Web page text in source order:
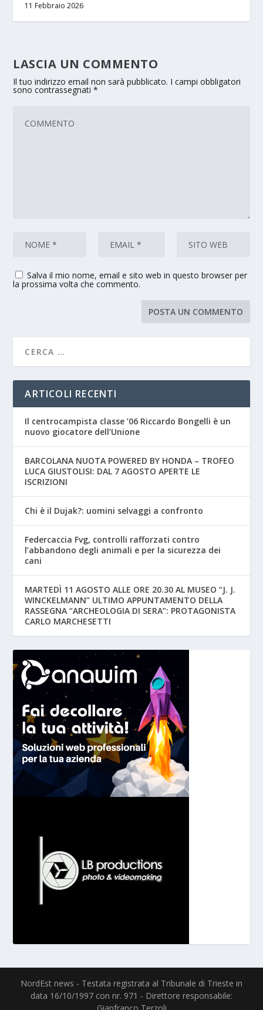
11 Febbraio 2026
LASCIA UN COMMENTO
Il tuo indirizzo email non sarà pubblicato. I campi obbligatori
sono contrassegnati*
Salva il mio nome, email e sito web in questo browser per
la prossima volta che commento.
ARTICOLI RECENTI
Il centrocampista classe ’06 Riccardo Bongelli è un
nuovo giocatore dell’Unione
BARCOLANA NUOTA POWERED BY HONDA – TROFEO
LUCA GIUSTOLISI: DAL 7 AGOSTO APERTE LE
ISCRIZIONI
Chi è il Dujak?: uomini selvaggi a confronto
Federcaccia Fvg, controlli rafforzati contro
l’abbandono degli animali e per la sicurezza dei
cani
MARTEDÌ 11 AGOSTO ALLE ORE 20.30 AL MUSEO “J. J.
WINCKELMANN” ULTIMO APPUNTAMENTO DELLA
RASSEGNA “ARCHEOLOGIA DI SERA”: PROTAGONISTA
CARLO MARCHESETTI
NordEst news - Testata registrata al Tribunale di Trieste in
data 16/10/1997 con nr. 971 - Direttore responsabile: